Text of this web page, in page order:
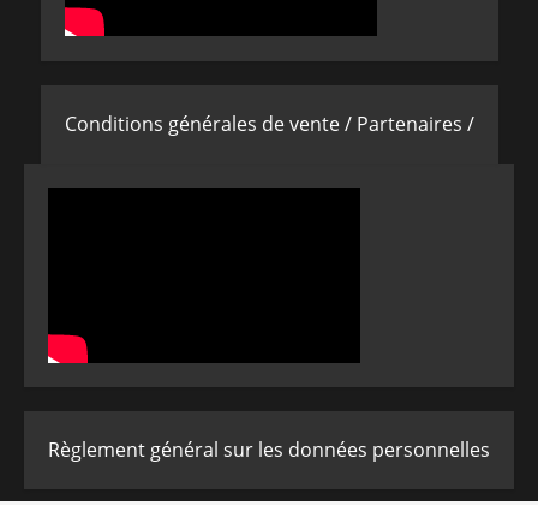
Conditions générales de vente / Partenaires /
Règlement général sur les données personnelles